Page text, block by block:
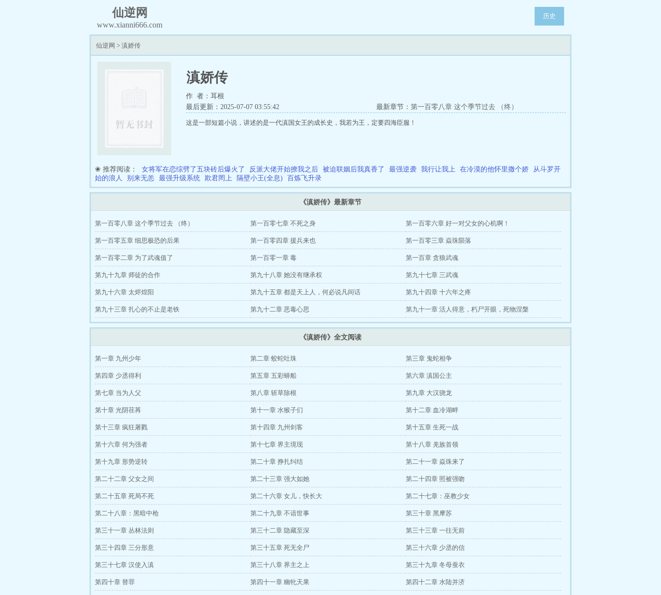
仙逆网
www.xianni666.com
历史
仙逆网 > 滇娇传
滇娇传
作 者：耳根
最后更新：2025-07-07 03:55:42
最新章节： 第一百零八章 这个季节过去 （终）
这是一部短篇小说，讲述的是一代滇国女王的成长史，我若为王，定要四海臣服！
❀ 推荐阅读： 女将军在恋综劈了五块砖后爆火了 反派大佬开始撩我之后 被迫联姻后我真香了 最强逆袭 我行让我上 在冷漠的他怀里撒个娇
从斗罗开
始的浪人
别来无恙 最强升级系统 欺君罔上 隔壁小王(全息) 百炼飞升录
《滇娇传》最新章节
第一百零八章 这个季节过去 （终） 第一百零七章 不死之身 第一百零六章 好一对父女的心机啊！
第一百零五章 细思极恐的后果 第一百零四章 援兵来也 第一百零三章 焱珠陨落
第一百零二章 为了武魂值了 第一百零一章 毒 第一百章 贪狼武魂
第九十九章 师徒的合作 第九十八章 她没有继承权 第九十七章 三武魂
第九十六章 太烬煌阳 第九十五章 都是天上人，何必说凡间话 第九十四章 十六年之疼
第九十三章 扎心的不止是老铁 第九十二章 恶毒心思 第九十一章 活人得意，朽尸开眼，死物涅槃
《滇娇传》全文阅读
第一章 九州少年 第二章 蛟蛇吐珠 第三章 鬼蛇相争
第四章 少丞得利 第五章 五彩蟒船 第六章 滇国公主
第七章 当为人父 第八章 斩草除根 第九章 大汉骁龙
第十章 光阴荏苒 第十一章 水猴子们 第十二章 血冷湖畔
第十三章 疯狂屠戮 第十四章 九州剑客 第十五章 生死一战
第十六章 何为强者 第十七章 界主境现 第十八章 羌族首领
第十九章 形势逆转 第二十章 挣扎纠结 第二十一章 焱珠来了
第二十二章 父女之间 第二十三章 强大如她 第二十四章 照被强吻
第二十五章 死局不死 第二十六章 女儿，快长大 第二十七章：巫教少女
第二十八章：黑暗中枪 第二十九章 不谙世事 第三十章 黑摩苏
第三十一章 丛林法则 第三十二章 隐藏至深 第三十三章 一往无前
第三十四章 三分形意 第三十五章 死无全尸 第三十六章 少丞的信
第三十七章 汉使入滇 第三十八章 界主之上 第三十九章 冬母蚕衣
第四十章 替罪 第四十一章 幽牝天果 第四十二章 水陆并济